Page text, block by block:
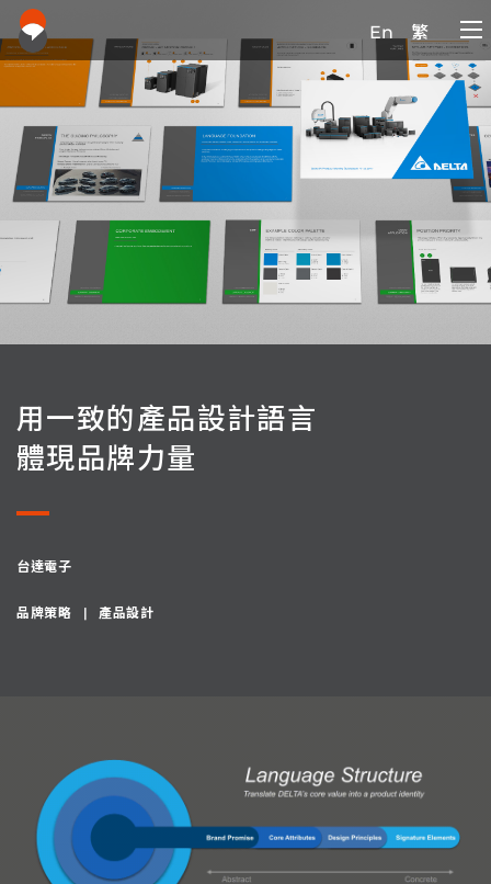
En 繁
用一致的產品設計語言
體現品牌力量
台達電子
品牌策略 產品設計